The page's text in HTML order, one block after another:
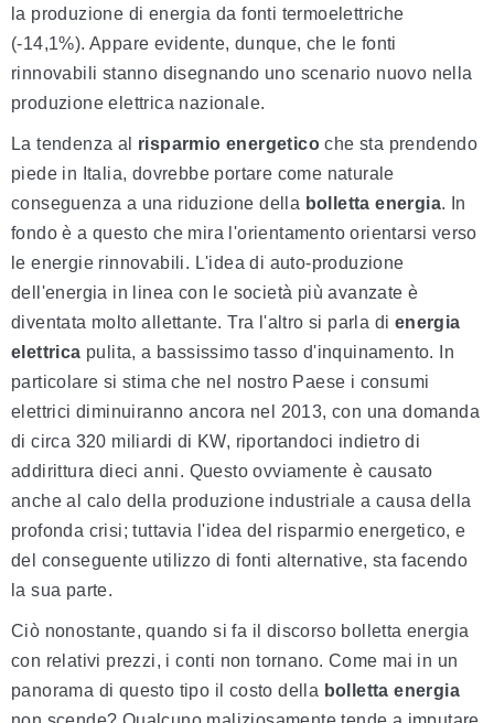
la produzione di energia da fonti termoelettriche
(-14,1%). Appare evidente, dunque, che le fonti
rinnovabili stanno disegnando uno scenario nuovo nella
produzione elettrica nazionale.
La tendenza al risparmio energetico che sta prendendo
piede in Italia, dovrebbe portare come naturale
conseguenza a una riduzione della bolletta energia. In
fondo è a questo che mira l'orientamento orientarsi verso
le energie rinnovabili. L'idea di auto-produzione
dell'energia in linea con le società più avanzate è
diventata molto allettante. Tra l'altro si parla di energia
elettrica pulita, a bassissimo tasso d'inquinamento. In
particolare si stima che nel nostro Paese i consumi
elettrici diminuiranno ancora nel 2013, con una domanda
di circa 320 miliardi di KW, riportandoci indietro di
addirittura dieci anni. Questo ovviamente è causato
anche al calo della produzione industriale a causa della
profonda crisi; tuttavia l'idea del risparmio energetico, e
del conseguente utilizzo di fonti alternative, sta facendo
la sua parte.
Ciò nonostante, quando si fa il discorso bolletta energia
con relativi prezzi, i conti non tornano. Come mai in un
panorama di questo tipo il costo della bolletta energia